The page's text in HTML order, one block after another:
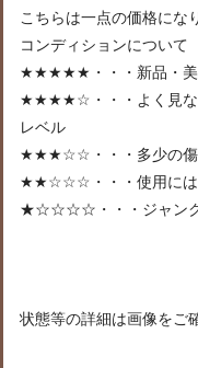
こちらは一点の価格にな
コンディションについて
★★★★★・・・新品・美
★★★★☆・・・よく見な
レベル
★★★☆☆・・・多少の傷
★★☆☆☆・・・使用には
★☆☆☆☆・・・ジャン
状態等の詳細は画像をご